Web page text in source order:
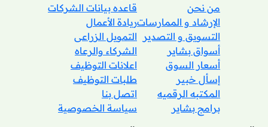
من نحن
الإرشاد و الممارسات
التسويق و التصدير
أسواق بشاير
أسعار السوق
إسأل خبير
المكتبه الرقميه
برامج بشاير
قاعده بيانات الشركات
ريادة الأعمال
التمويل الزراعى
الشركاء والرعاه
اعلانات التوظيف
طلبات التوظيف
اتصل بنا
سياسة الخصوصية